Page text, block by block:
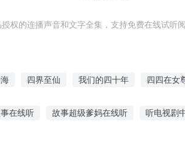
权的连播声音和文字全集，支持免费在线试听
四界至仙 我们的四十年 四四在女
在线听 故事超级爹妈在线听 听电视剧